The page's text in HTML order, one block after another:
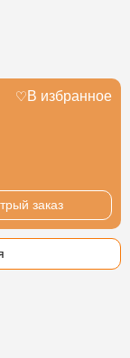
В избранное
заказ